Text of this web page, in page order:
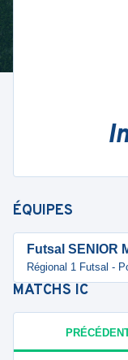
ÉQUIPES
Futsal SENIOR
Régional 1 Futsal -
MATCHS IC